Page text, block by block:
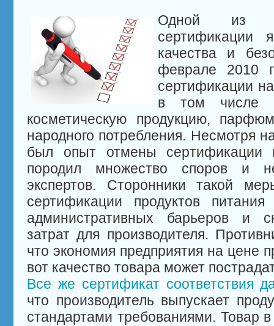
Одной из
сертификации
качества и
феврале 2010
сертификации
в том числе
косметическую продукцию,
народного потребления. Несмотря
был опыт отмены сертификации
породил множество споров и
экспертов. Сторонники такой
сертификации продуктов
административных барьеров и
затрат для производителя.
что экономия предприятия на цене
вот качество товара может
Все же сертификат соответствия
что производитель выпускает
стандартами требованиями. Товар